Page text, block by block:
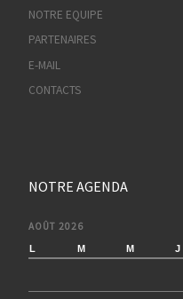
NOTRE EQUIPE
PARTENAIRES
E-MAIL
CONTACTS
NOTRE AGENDA
AOÛT 2026
L M M J